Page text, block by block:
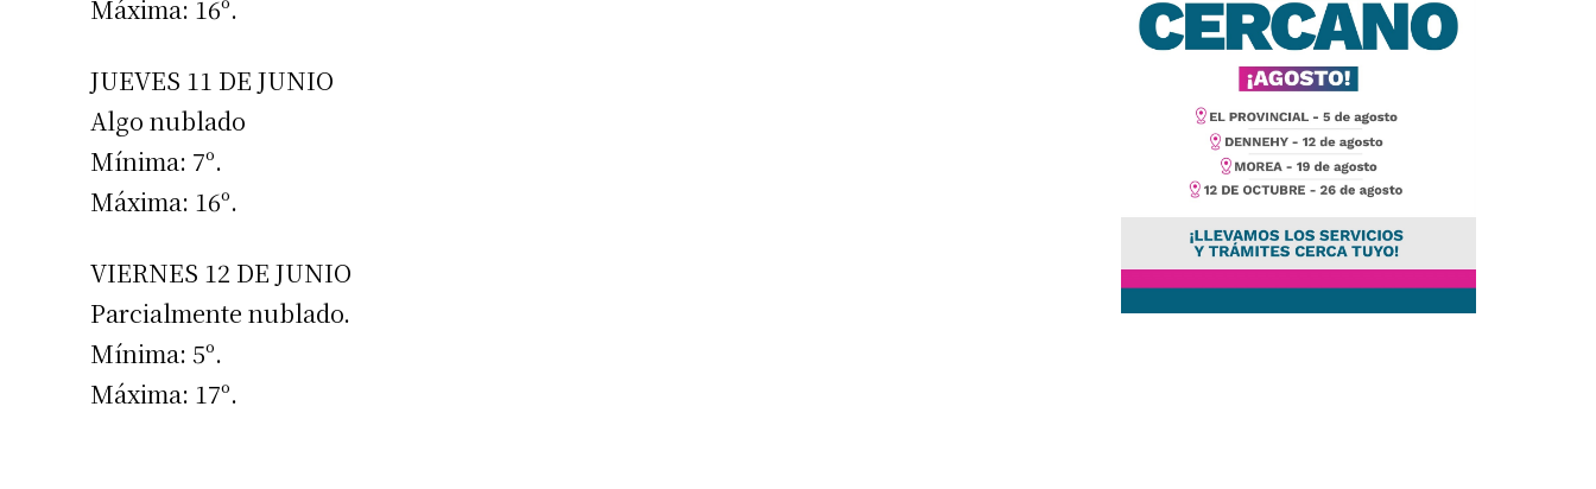
Máxima: 16º.
JUEVES 11 DE JUNIO
Algo nublado
Mínima: 7º.
Máxima: 16º.
VIERNES 12 DE JUNIO
Parcialmente nublado.
Mínima: 5º.
Máxima: 17º.